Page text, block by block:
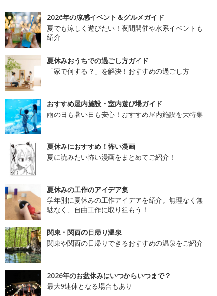
2026年の涼感イベント＆グルメガイド
夏でも涼しく遊びたい！夜間開催や水系イベントも
紹介
夏休みおうちでの過ごし方ガイド
「家で何する？」を解決！おすすめの過ごし方
おすすめ屋内施設・室内遊び場ガイド
雨の日も暑い日も安心！おすすめ屋内施設を大特集
夏休みにおすすめ！怖い漫画
夏に読みたい怖い漫画をまとめてご紹介！
夏休みの工作のアイデア集
学年別に夏休みの工作アイデアを紹介。無理なく無
駄なく、自由工作に取り組もう！
関東・関西の日帰り温泉
関東や関西の日帰りできるおすすめの温泉をご紹介
2026年のお盆休みはいつからいつまで？
最大9連休となる場合もあり